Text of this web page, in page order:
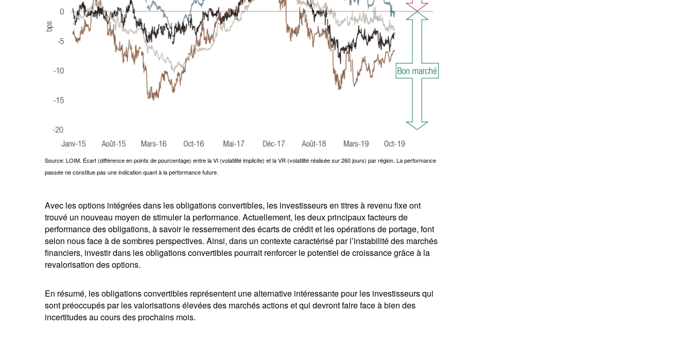
Source: LOIM. Écart (différence en points de pourcentage) entre la VI (volatilité implicite) et la VR (volatilité réalisée sur 260 jours) par région. La performance
passée ne constitue pas une indication quant à la performance future.
Avec les options intégrées dans les obligations convertibles, les investisseurs en titres à revenu fixe ont
trouvé un nouveau moyen de stimuler la performance. Actuellement, les deux principaux facteurs de
performance des obligations, à savoir le resserrement des écarts de crédit et les opérations de portage, font
selon nous face à de sombres perspectives. Ainsi, dans un contexte caractérisé par l’instabilité des marchés
financiers, investir dans les obligations convertibles pourrait renforcer le potentiel de croissance grâce à la
revalorisation des options.
En résumé, les obligations convertibles représentent une alternative intéressante pour les investisseurs qui
sont préoccupés par les valorisations élevées des marchés actions et qui devront faire face à bien des
incertitudes au cours des prochains mois.